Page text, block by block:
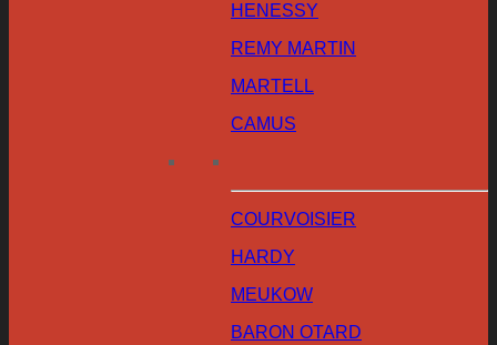
HENESSY
REMY MARTIN
MARTELL
CAMUS
COURVOISIER
HARDY
MEUKOW
BARON OTARD